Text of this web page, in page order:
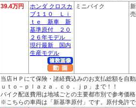
39.4万円
ホンダ クロスカ
ブ１１０ Ｌｉ
ｔｅ 新車 新
基準原付 ２０
２６年モデル
現行最新 国内
生産モデル
ミニバイク
当店ＨＰにて保険・諸経費込みのお支払総額を自
ｕｔｏ－ｐｌａｚａ．ｃｏ．ｊｐ」まで！！
バイク配送費用は地域ごとの主要都市別で参考価
※こちらの車両は「新基準原付」です。原付免許